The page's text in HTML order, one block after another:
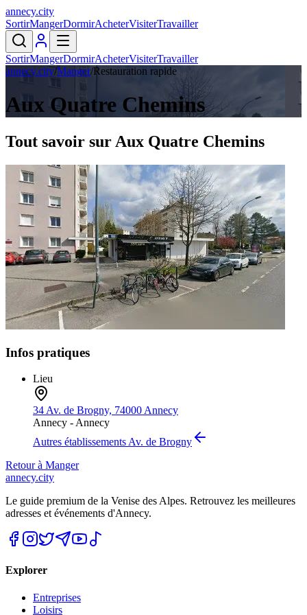
annecy.city
SortirMangerDormirAcheterVisiterTravailler
SortirMangerDormirAcheterVisiterTravailler
annecy.city/Manger/Restauration rapide
Aux Quatre Chemins
Tout savoir sur Aux Quatre Chemins
Infos pratiques
Lieu
34 Av. de Brogny, 74000 Annecy
Annecy - Annecy
Autres établissements Av. de Brogny
Retour à Manger
annecy.city
Le guide premium de la Venise des Alpes. Retrouvez les meilleures
adresses et événements d'Annecy.
Explorer
Entreprises
Loisirs